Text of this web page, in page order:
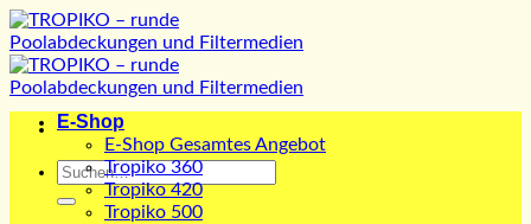
Zum
Inhalt
springen
Suchen
nach:
E-Shop
E-Shop Gesamtes Angebot
Tropiko 360
Tropiko 420
Tropiko 500